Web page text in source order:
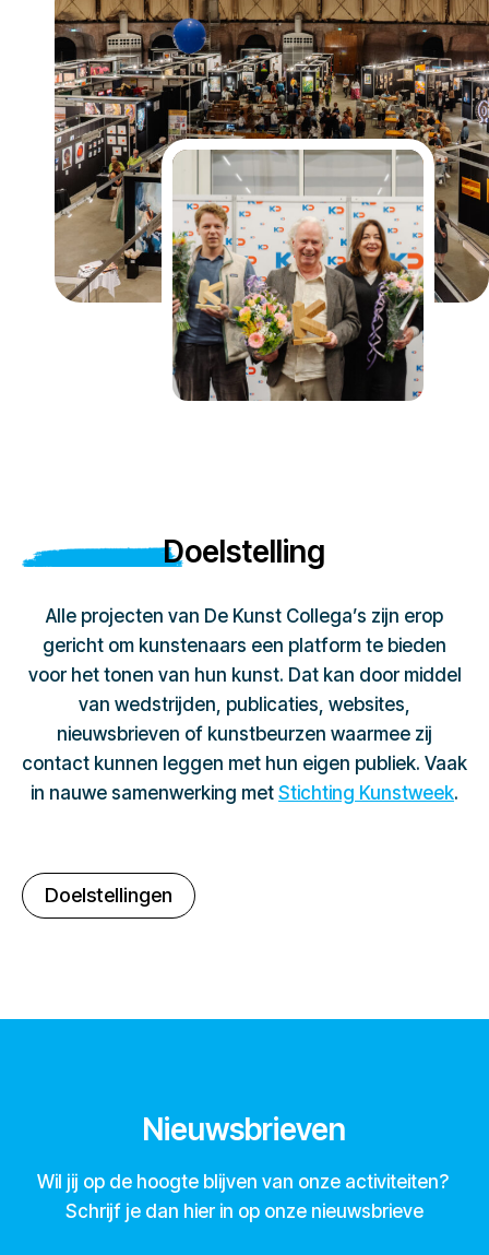
Doelstelling
Alle projecten van De Kunst Collega’s zijn erop
gericht om kunstenaars een platform te bieden
voor het tonen van hun kunst. Dat kan door middel
van wedstrijden, publicaties, websites,
nieuwsbrieven of kunstbeurzen waarmee zij
contact kunnen leggen met hun eigen publiek. Vaak
in nauwe samenwerking met Stichting Kunstweek.
Doelstellingen
Nieuwsbrieven
Wil jij op de hoogte blijven van onze activiteiten?
Schrijf je dan hier in op onze nieuwsbrieve